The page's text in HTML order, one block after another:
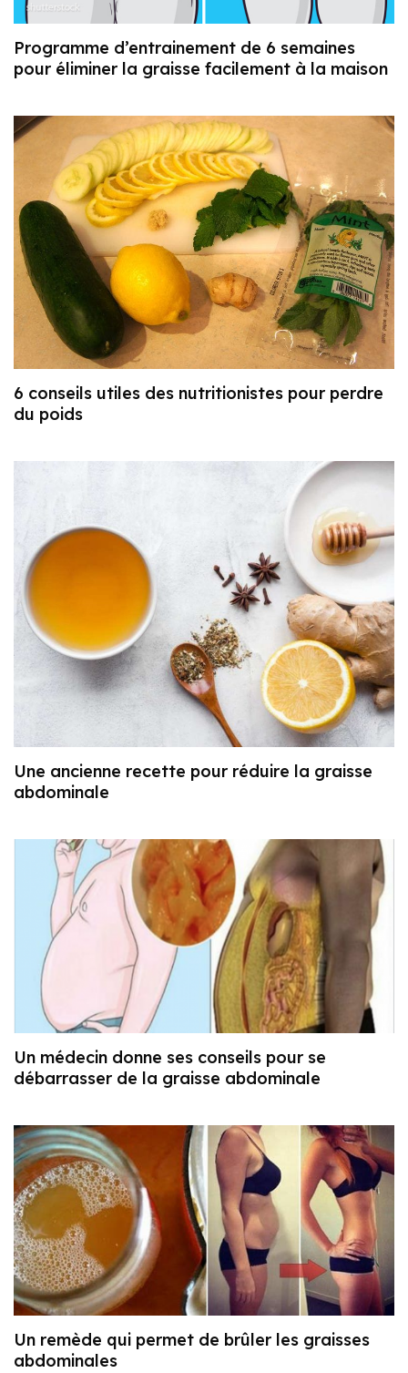
Programme d’entrainement de 6 semaines
pour éliminer la graisse facilement à la maison
6 conseils utiles des nutritionistes pour perdre
du poids
Une ancienne recette pour réduire la graisse
abdominale
Un médecin donne ses conseils pour se
débarrasser de la graisse abdominale
Un remède qui permet de brûler les graisses
abdominales